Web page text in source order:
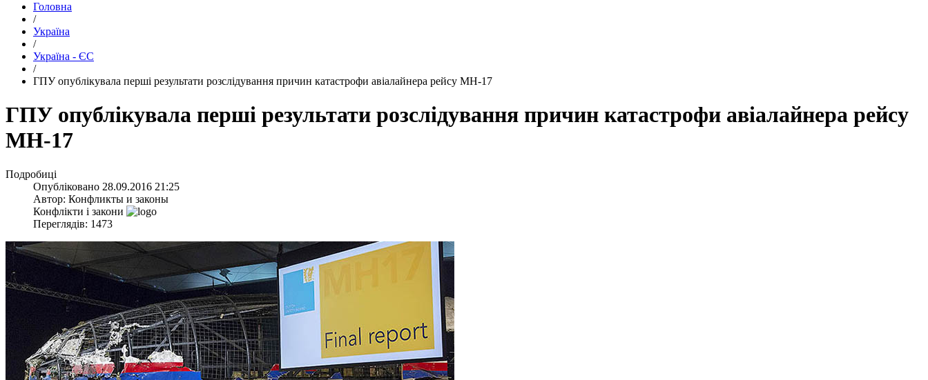
Головна
/
Україна
/
Україна - ЄС
/
​ГПУ опублікувала перші результати розслідування причин катастрофи авіалайнера рейсу МН-17
​ГПУ опублікувала перші результати розслідування причин катастрофи авіалайнера рейсу
МН-17
Подробиці
Опубліковано 28.09.2016 21:25
Автор: Конфликты и законы
Конфлікти і закони
Переглядів: 1473